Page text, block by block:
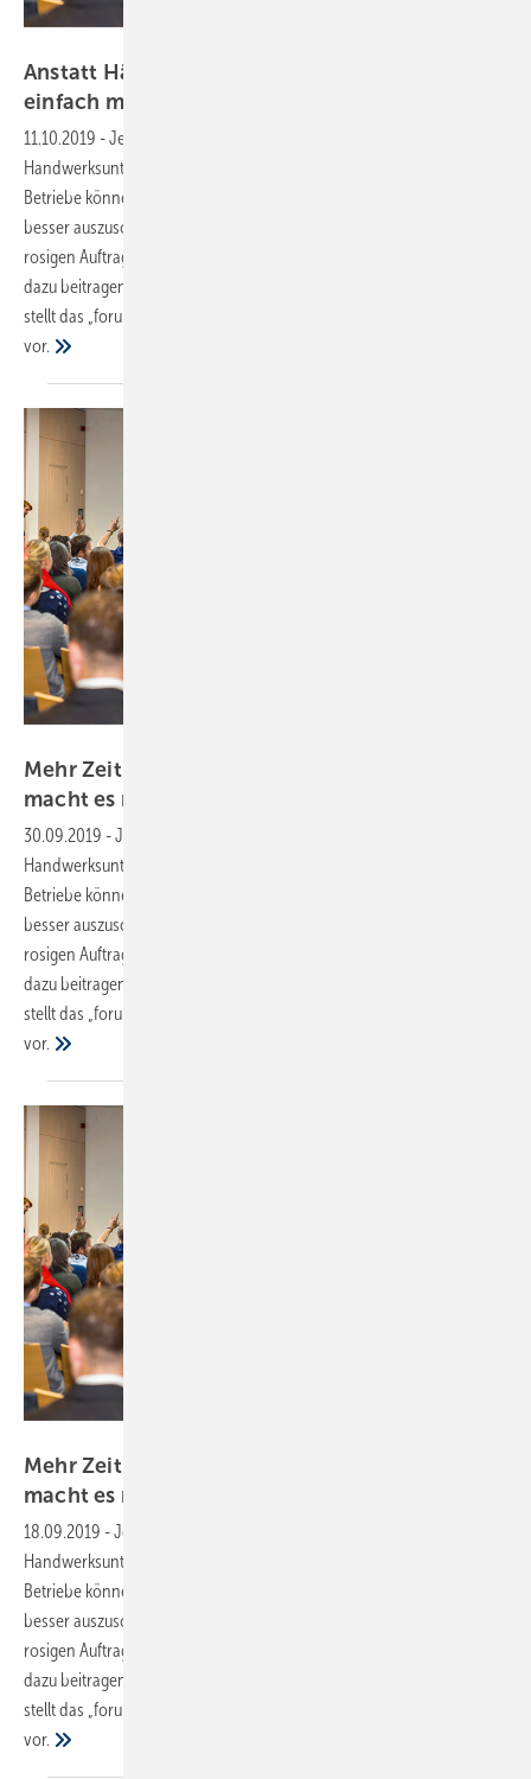
Anstatt Hätte, Wenn und Aber: Digitalisierung
einfach machen!
11.10.2019 -Jetzt anmelden!
Handwerksunternehmen besser – unabhängig von seiner Größe.
Betriebe können sich effizienter aufstellen, um ihr Leistungsvermögen
besser auszuschöpfen. Angesichts fehlender Fachkräfte und einer
rosigen Auftragslage ist das ein lohnenswertes Ziel. Welche Faktoren
dazu beitragen, eine Wertschöpfung in größerem Maßstab zu erzielen,
stellt das „forum handwerk digital 2019“ am 7. November in Stuttgart
vor.
Mehr Zeit fürs Wesentliche: Digitalisierung
macht es möglich
30.09.2019 -Jetzt anmelden!
Handwerksunternehmen besser – unabhängig von seiner Größe.
Betriebe können sich effizienter aufstellen, um ihr Leistungsvermögen
besser auszuschöpfen. Angesichts fehlender Fachkräfte und einer
rosigen Auftragslage ist das ein lohnenswertes Ziel. Welche Faktoren
dazu beitragen, eine Wertschöpfung in größerem Maßstab zu erzielen,
stellt das „forum handwerk digital 2019“ am 7. November in Stuttgart
vor.
Mehr Zeit fürs Wesentliche: Digitalisierung
macht es möglich
18.09.2019 -Jetzt anmelden!
Handwerksunternehmen besser – unabhängig von seiner Größe.
Betriebe können sich effizienter aufstellen, um ihr Leistungsvermögen
besser auszuschöpfen. Angesichts fehlender Fachkräfte und einer
rosigen Auftragslage ist das ein lohnenswertes Ziel. Welche Faktoren
dazu beitragen, eine Wertschöpfung in größerem Maßstab zu erzielen,
stellt das „forum handwerk digital 2019“ am 7. November in Stuttgart
vor.